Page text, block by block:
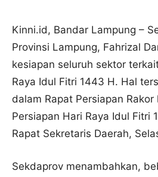
Kinni.id, Bandar Lampung –
Provinsi Lampung, Fahrizal
kesiapan seluruh sektor
Raya Idul Fitri 1443 H. Hal
dalam Rapat Persiapan Rakor
Persiapan Hari Raya Idul Fitri
Rapat Sekretaris Daerah,
Sekdaprov menambahkan,